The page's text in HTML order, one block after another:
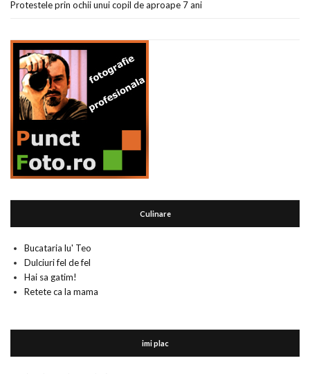
Protestele prin ochii unui copil de aproape 7 ani
Culinare
Bucataria lu' Teo
Dulciuri fel de fel
Hai sa gatim!
Retete ca la mama
imi plac